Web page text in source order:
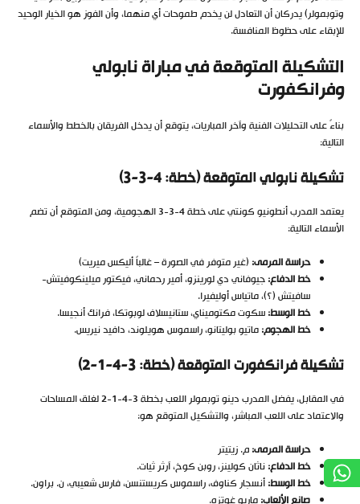
وتوبمولر) يدركان أن التعادل لن يخدم طموحات أي منهما، وأن الفوز هو الخيار الوحيد
للإبقاء على حظوظ المنافسة.
التشكيلة المتوقعة في مباراة نابولي
وفرانكفورت
بناءً على التحليلات الفنية وآخر المباريات، يتوقع أن يدخل الفريقان بالخطط والأسماء
التالية:
تشكيلة نابولي المتوقعة (خطة: 4-3-3)
يعتمد المدرب أنطونيو كونتي على خطة 4-3-3 الهجومية، ومن المتوقع أن تضم
الأسماء التالية:
حراسة المرمى: (غير متوفر في الصورة – غالباً أليكس ميريت)
خط الدفاع:جيوفاني دي لورينزو، أمير رحماني، فيكتور ميلينكوفيتش-
سافيتش (؟)، ماتياس أوليفيرا.
خط الوسط:سكوت مكتوميناي، ستانيسلاف لوبوتكا، فرانك أنجيسا.
خط الهجوم:ماتيو بوليتانو، راسموس هويلوند، دافيد نيريس.
تشكيلة فرانكفورت المتوقعة (خطة: 3-4-1-2)
في المقابل، يفضل المدرب دينو توبمولر اللعب بخطة 3-4-1-2 لغلق المساحات
والاعتماد على اللعب المباشر، والتشكيل المتوقع هو:
حراسة المرمى:م. زيتيتر
خط الدفاع:ناثان كولينز، روبن كوخ، آرثر ثيات.
خط الوسط:أنسجار كناوف، راسموس كريستنسن، فارس شعيبي، ن. براون.